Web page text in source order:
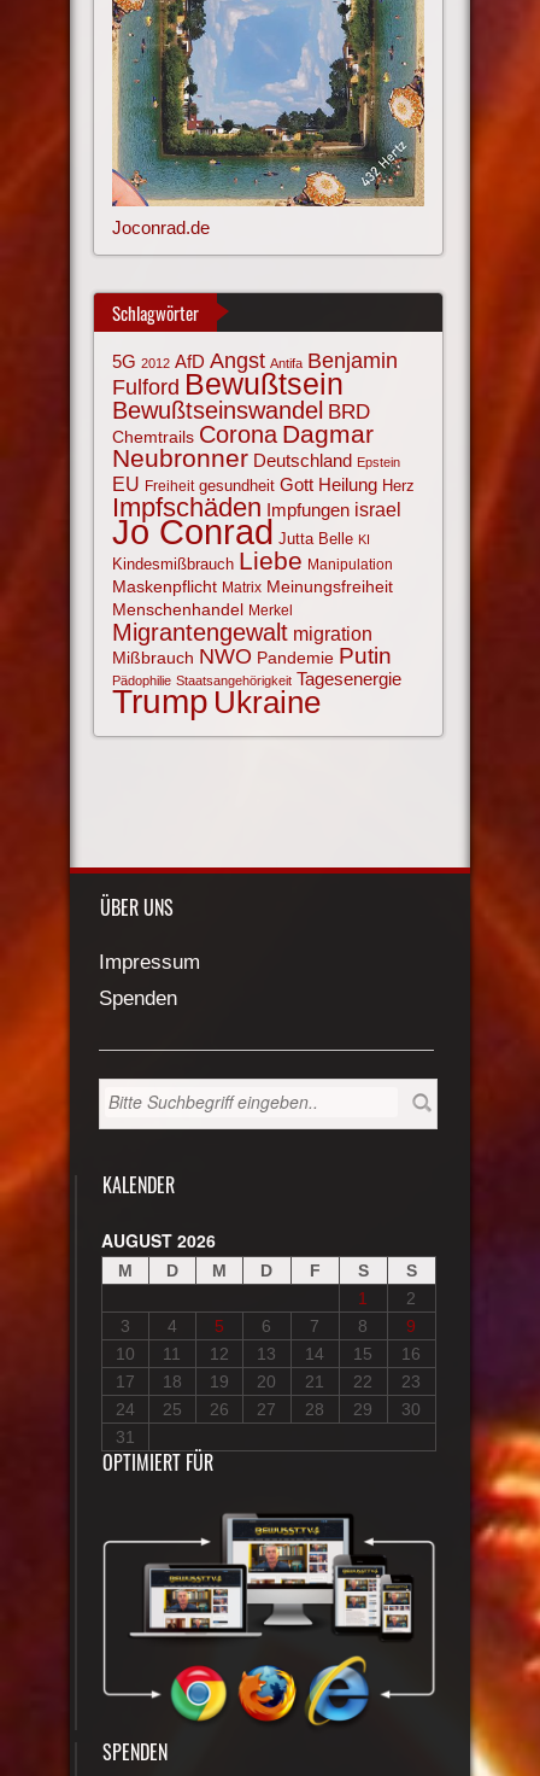
Joconrad.de
Schlagwörter
5G 2012 AfD Angst Antifa Benjamin
Fulford Bewußtsein
Bewußtseinswandel BRD
Chemtrails Corona Dagmar
Neubronner Deutschland Epstein
EU Freiheit gesundheit Gott Heilung Herz
Impfschäden Impfungen israel
Jo Conrad Jutta Belle KI
Kindesmißbrauch Liebe Manipulation
Maskenpflicht Matrix Meinungsfreiheit
Menschenhandel Merkel
Migrantengewalt migration
Mißbrauch NWO Pandemie Putin
Pädophilie Staatsangehörigkeit Tagesenergie
Trump Ukraine
ÜBER UNS
Impressum
Spenden
KALENDER
AUGUST 2026
M D M D F S
S
1
2
3
4 5 6 7 8
9
10
11 12 13 14 15
16
17
18 19 20 21 22
23
24
25 26 27 28 29
30
31
OPTIMIERT FÜR
SPENDEN